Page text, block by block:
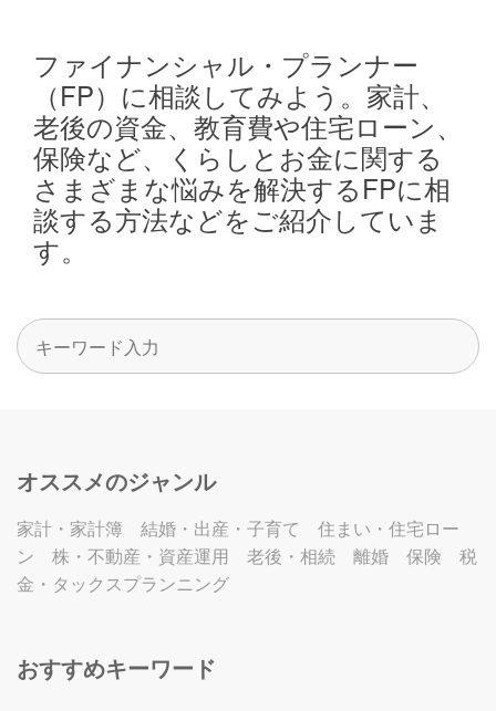
ファイナンシャル・プランナー
（FP）に相談してみよう。家計、
老後の資金、教育費や住宅ローン、
保険など、くらしとお金に関する
さまざまな悩みを解決するFPに相
談する方法などをご紹介していま
す。
オススメのジャンル
家計・家計簿 結婚・出産・子育て
住まい・住宅ロー
ン
株・不動産・資産運用 老後・相続 離婚 保険
税
金・タックスプランニング
おすすめキーワード